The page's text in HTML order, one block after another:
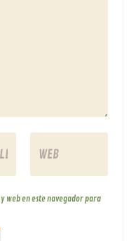
web en este navegador para